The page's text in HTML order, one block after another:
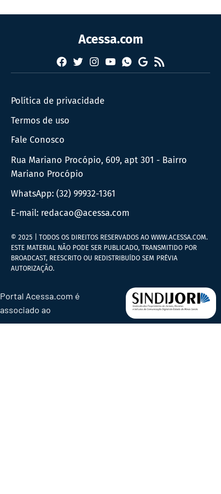
Acessa.com
Facebook
TwitterInstagram
YouTubeWhatsapp
Google
News
RSS
Política de privacidade
Termos de uso
Fale Conosco
Rua Mariano Procópio, 609, apt 301 - Bairro
Mariano Procópio
WhatsApp:(32) 99932-1361
E-mail: redacao@acessa.com
© 2025 | TODOS OS DIREITOS RESERVADOS AO WWW.ACESSA.COM.
ESTE MATERIAL NÃO PODE SER PUBLICADO, TRANSMITIDO POR
BROADCAST, REESCRITO OU REDISTRIBUÍDO SEM PRÉVIA
AUTORIZAÇÃO.
Portal Acessa.com é
associado ao